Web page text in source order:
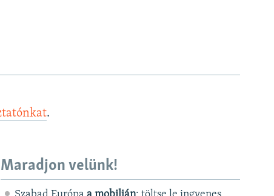
.
Maradjon velünk!